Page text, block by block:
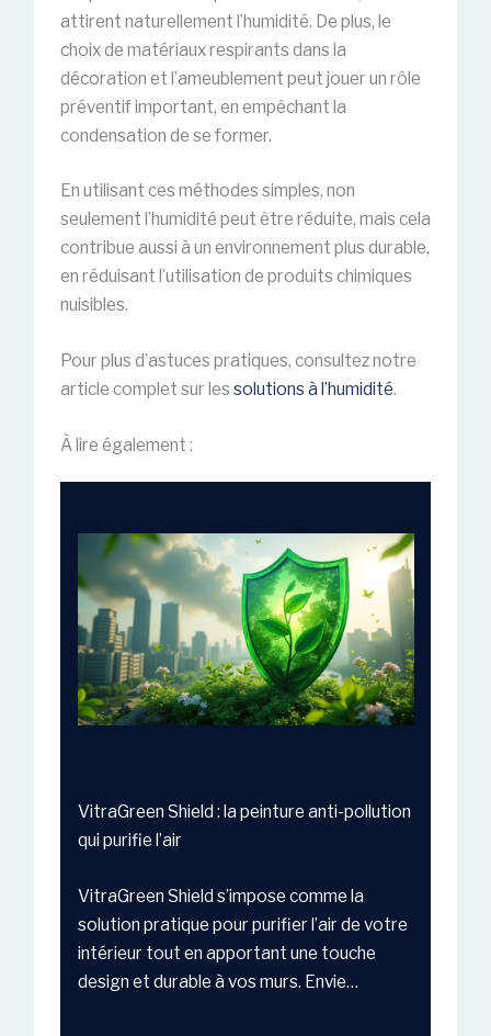
attirent naturellement l’humidité. De plus, le
choix de matériaux respirants dans la
décoration et l’ameublement peut jouer un rôle
préventif important, en empêchant la
condensation de se former.
En utilisant ces méthodes simples, non
seulement l’humidité peut être réduite, mais cela
contribue aussi à un environnement plus durable,
en réduisant l’utilisation de produits chimiques
nuisibles.
Pour plus d’astuces pratiques, consultez notre
article complet sur les solutions à l’humidité.
À lire également :
VitraGreen Shield : la peinture anti-pollution
qui purifie l’air
VitraGreen Shield s’impose comme la
solution pratique pour purifier l’air de votre
intérieur tout en apportant une touche
design et durable à vos murs. Envie…